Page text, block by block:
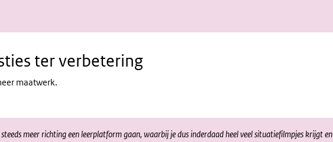
ter verbetering
maatwerk.
meer richting een leerplatform gaan, waarbij je dus inderdaad heel veel situatiefilmpjes krijgt en